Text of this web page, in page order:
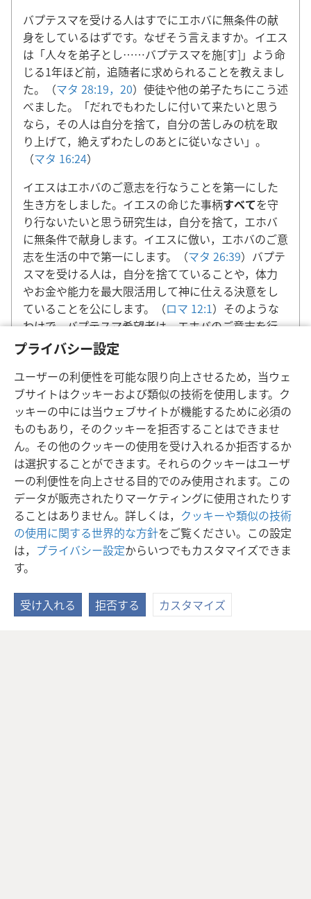
プライバシー設定
ユーザーの利便性を可能な限り向上させるため，当ウェ
ブサイトはクッキーおよび類似の技術を使用します。ク
ッキーの中には当ウェブサイトが機能するために必須の
ものもあり，そのクッキーを拒否することはできませ
ん。その他のクッキーの使用を受け入れるか拒否するか
は選択することができます。それらのクッキーはユーザ
ーの利便性を向上させる目的でのみ使用されます。この
データが販売されたりマーケティングに使用されたりす
ることはありません。詳しくは， クッキーや類似の技術
の使用に関する世界的な方針をご覧ください。この設定
は， プライバシー設定からいつでもカスタマイズできま
す。
受け入れる 拒否する カスタマイズ
バプテスマを受ける人はすでにエホバに無条件の献
身をしているはずです。なぜそう言えますか。イエス
は「人々を弟子とし……バプテスマを施[す]」よう命
じる1年ほど前，追随者に求められることを教えまし
た。（マタ 28:19，20）使徒や他の弟子たちにこう述
べました。「だれでもわたしに付いて来たいと思う
なら，その人は自分を捨て，自分の苦しみの杭を取
り上げて，絶えずわたしのあとに従いなさい」。
（マタ 16:24）
イエスはエホバのご意志を行なうことを第一にした
生き方をしました。イエスの命じた事柄すべてを守
り行ないたいと思う研究生は，自分を捨て，エホバ
に無条件で献身します。イエスに倣い，エホバのご意
志を生活の中で第一にします。（マタ 26:39）バプテ
スマを受ける人は，自分を捨てていることや，体力
やお金や能力を最大限活用して神に仕える決意をし
ていることを公にします。（ロマ 12:1）そのような
わけで，バプテスマ希望者は，エホバのご意志を行
なうためにエホバに献身したかどうかを尋ねられま
す。